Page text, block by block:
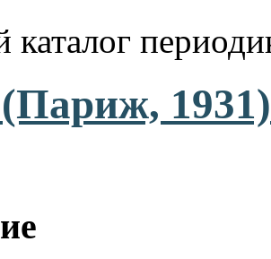
1931)